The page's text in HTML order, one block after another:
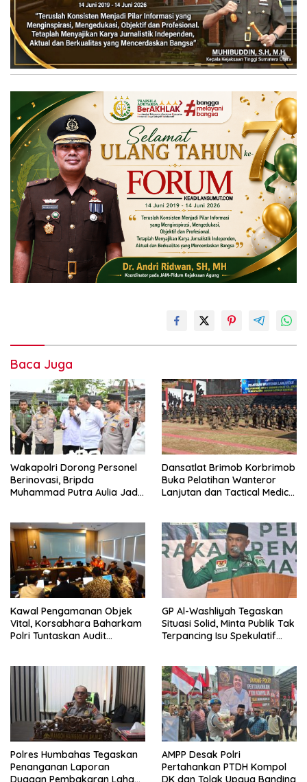
Baca Juga
Wakapolri Dorong Personel
Berinovasi, Bripda
Muhammad Putra Aulia Jadi
Dansatlat Brimob Korbrimob
Buka Pelatihan Wanteror
Lanjutan dan Tactical Medic
Kawal Pengamanan Objek
Vital, Korsabhara Baharkam
Polri Tuntaskan Audit
GP Al-Washliyah Tegaskan
Situasi Solid, Minta Publik Tak
Terpancing Isu Spekulatif
Polres Humbahas Tegaskan
Penanganan Laporan
AMPP Desak Polri
Pertahankan PTDH Kompol